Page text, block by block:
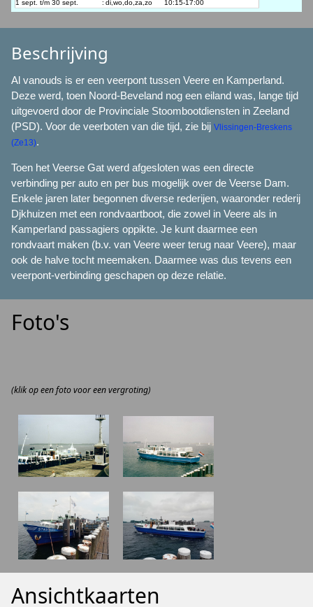
1 sept. t/m 30 sept. : di,wo,do,za,zo 10:15-17:00
Beschrijving
Al vanouds is er een veerpont tussen Veere en Kamperland.
Deze werd, toen Noord-Beveland nog een eiland was, lange tijd
uitgevoerd door de Provinciale Stoombootdiensten in Zeeland
(PSD). Voor de veerboten van die tijd, zie bij Vlissingen-Breskens
(Ze13).
Toen het Veerse Gat werd afgesloten was een directe
verbinding per auto en per bus mogelijk over de Veerse Dam.
Enkele jaren later begonnen diverse rederijen, waaronder rederij
Djkhuizen met een rondvaartboot, die zowel in Veere als in
Kamperland passagiers oppikte. Je kunt daarmee een
rondvaart maken (b.v. van Veere weer terug naar Veere), maar
ook de halve tocht meemaken. Daarmee was dus tevens een
veerpont-verbinding geschapen op deze relatie.
Foto's
(klik op een foto voor een vergroting)
Ansichtkaarten